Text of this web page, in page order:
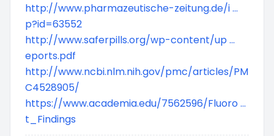
http://www.pharmazeutische-zeitung.de/i ...
p?id=63552
http://www.saferpills.org/wp-content/up ...
eports.pdf
http://www.ncbi.nlm.nih.gov/pmc/articles/PM
C4528905/
https://www.academia.edu/7562596/Fluoro ...
t_Findings